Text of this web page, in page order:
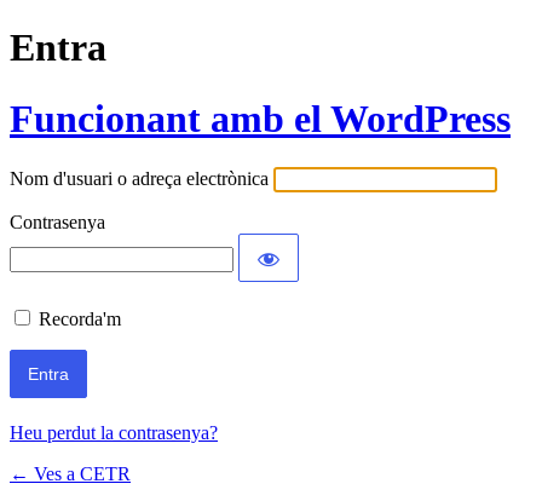
Entra
Funcionant amb el WordPress
Nom d'usuari o adreça electrònica
Contrasenya
Recorda'm
Heu perdut la contrasenya?
← Ves a CETR